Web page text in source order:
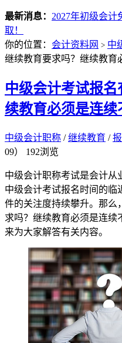
最新消息： 2027年初级会
取！
你的位置： 会计资料网 > 中
继续教育要求吗？继续教育
中级会计考试报
续教育必须是连续
中级会计职称 /继续教育 /
09）
192浏览
中级会计职称考试是会计从
中级会计考试报名时间的临
件的关注度持续攀升。那么
求吗？继续教育必须是连续
来为大家解答有关内容。